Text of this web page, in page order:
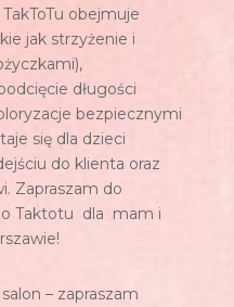
obejmuje
jak strzyżenie i
długości
bezpiecznymi
się dla dzieci
do klienta oraz
Zapraszam do
Taktotu dla mam i
– zapraszam